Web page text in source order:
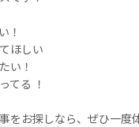
！
ほしい
い！
てる ！
をお探しなら、ぜひ一度